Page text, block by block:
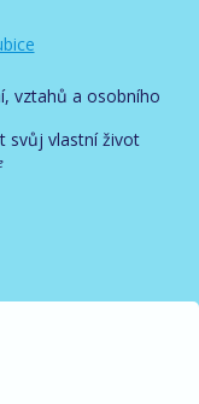
vztahů a osobního
svůj vlastní život